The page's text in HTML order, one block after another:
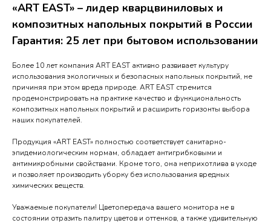
«ART EAST» – лидер кварцвиниловых и
композитных напольных покрытий в России
Гарантия: 25 лет при бытовом использовании
Более 10 лет компания ART EAST активно развивает культуру
использования экологичных и безопасных напольных покрытий, не
причиняя при этом вреда природе. ART EAST стремится
продемонстрировать на практике качество и функциональность
композитных напольных покрытий и расширить горизонты выбора
наших покупателей.
Продукция «ART EAST» полностью соответствует санитарно-
эпидемиологическим нормам, обладает антигрибковыми и
антимикробными свойствами. Кроме того, она неприхотлива в уходе
и позволяет производить уборку без использования вредных
химических веществ.
Уважаемые покупатели! Цветопередача вашего монитора не в
состоянии отразить палитру цветов и оттенков, а также удивительную